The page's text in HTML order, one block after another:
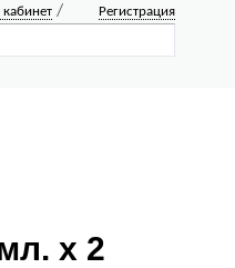
/ Регистрация
х 2